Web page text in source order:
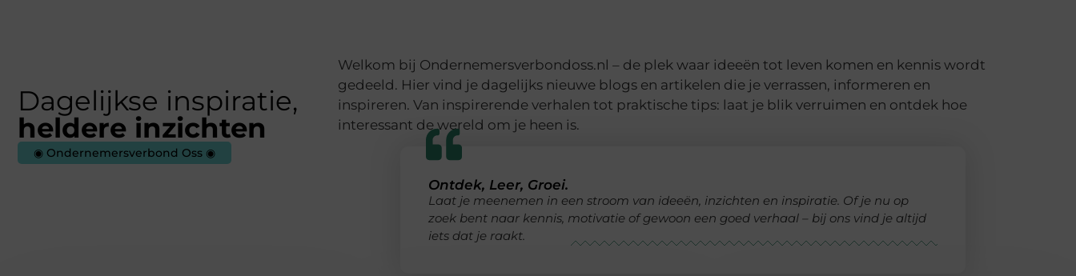
Dagelijkse inspiratie,
heldere inzichten
◉ Ondernemersverbond Oss ◉
Welkom bij Ondernemersverbondoss.nl – de plek waar ideeën tot leven komen en kennis wordt
gedeeld. Hier vind je dagelijks nieuwe blogs en artikelen die je verrassen, informeren en
inspireren. Van inspirerende verhalen tot praktische tips: laat je blik verruimen en ontdek hoe
interessant de wereld om je heen is.
Ontdek, Leer, Groei.
Laat je meenemen in een stroom van ideeën, inzichten en inspiratie. Of je nu op
zoek bent naar kennis, motivatie of gewoon een goed verhaal – bij ons vind je altijd
iets dat je raakt.